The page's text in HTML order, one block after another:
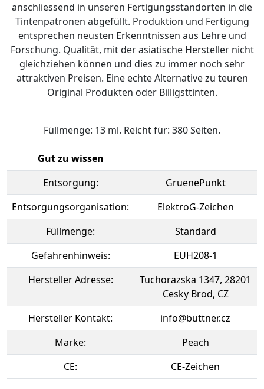
anschliessend in unseren Fertigungsstandorten in die
Tintenpatronen abgefüllt. Produktion und Fertigung
entsprechen neusten Erkenntnissen aus Lehre und
Forschung. Qualität, mit der asiatische Hersteller nicht
gleichziehen können und dies zu immer noch sehr
attraktiven Preisen. Eine echte Alternative zu teuren
Original Produkten oder Billigsttinten.
Füllmenge: 13 ml. Reicht für: 380 Seiten.
Gut zu wissen
Entsorgung:
GruenePunkt
Entsorgungsorganisation:
ElektroG-Zeichen
Füllmenge:
Standard
Gefahrenhinweis:
EUH208-1
Hersteller Adresse:
Tuchorazska 1347, 28201
Cesky Brod, CZ
Hersteller Kontakt:
info@buttner.cz
Marke:
Peach
CE:
CE-Zeichen